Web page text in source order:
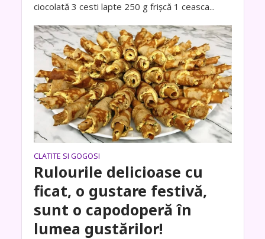
ciocolată 3 cesti lapte 250 g frișcă 1 ceasca...
CLATITE SI GOGOSI
Rulourile delicioase cu
ficat, o gustare festivă,
sunt o capodoperă în
lumea gustărilor!